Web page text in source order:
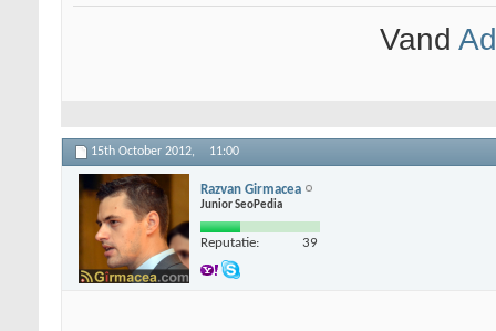
Vand
15th October 2012, 11:00
Razvan Girmacea
Junior SeoPedia
Reputatie: 39